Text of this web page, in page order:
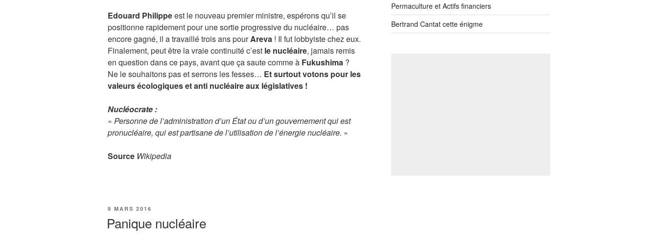
Edouard Philippeest le nouveau premier ministre, espérons qu’il se
positionne rapidement pour une sortie progressive du nucléaire… pas
encore gagné, il a travaillé trois ans pourAreva ! Il fut lobbyiste chez eux.
Finalement, peut être la vraie continuité c’est le nucléaire, jamais remis
en question dans ce pays, avant que ça saute comme à Fukushima ?
Ne le souhaitons pas et serrons les fesses… Et surtout votons pour les
valeurs écologiques et anti nucléaire aux législatives !
Nucléocrate :
« Personne de l’administration d’un État ou d’un gouvernement qui est
pronucléaire, qui est partisane de l’utilisation de l’énergie nucléaire. »
Source Wikipedia
PUBLIÉ
9 MARS 2016
Panique nucléaire
Permaculture et Actifs financiers
Bertrand Cantat cette énigme